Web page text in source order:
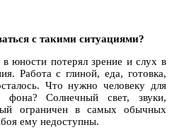
с такими ситуациями?
юности потерял зрение и слух в
Работа с глиной, еда, готовка,
Что нужно человеку для
фона? Солнечный свет, звуки,
ограничен в самых обычных
ему недоступны.